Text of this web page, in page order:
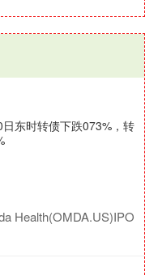
东时转债下跌073%，转
Health(OMDA.US)IPO